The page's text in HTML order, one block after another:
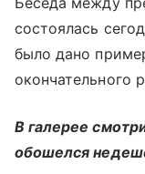
состоялась
было дано
окончательного
В галерее
обошелся